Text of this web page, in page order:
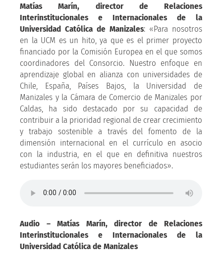
Matías Marín, director de Relaciones
Interinstitucionales e Internacionales de la
Universidad Católica de Manizales: «Para nosotros
en la UCM es un hito, ya que es el primer proyecto
financiado por la Comisión Europea en el que somos
coordinadores del Consorcio. Nuestro enfoque en
aprendizaje global en alianza con universidades de
Chile, España, Países Bajos, la Universidad de
Manizales y la Cámara de Comercio de Manizales por
Caldas, ha sido destacado por su capacidad de
contribuir a la prioridad regional de crear crecimiento
y trabajo sostenible a través del fomento de la
dimensión internacional en el currículo en asocio
con la industria, en el que en definitiva nuestros
estudiantes serán los mayores beneficiados».
Audio – Matías Marín, director de Relaciones
Interinstitucionales e Internacionales de la
Universidad Católica de Manizales